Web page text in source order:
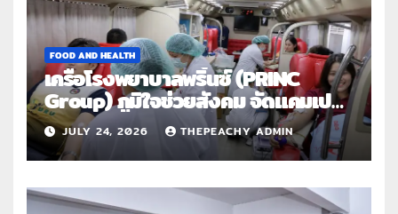
FOOD AND HEALTH
เครือโรงพยาบาลพริ้นซ์ (PRINC
Group) ภูมิใจช่วยสังคม จัดแคมเปญ
ใหญ่ระดับประเทศ “PRINC ผสาน :
สานต่อการให้ไม่สิ้นสุด”
JULY 24, 2026 THEPEACHY ADMIN